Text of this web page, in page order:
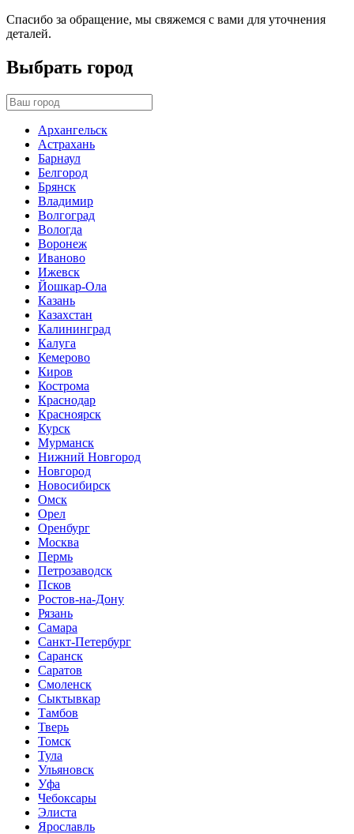
Спасибо за обращение, мы свяжемся с вами для уточнения
деталей.
Выбрать город
Архангельск
Астрахань
Барнаул
Белгород
Брянск
Владимир
Волгоград
Вологда
Воронеж
Иваново
Ижевск
Йошкар-Ола
Казань
Казахстан
Калининград
Калуга
Кемерово
Киров
Кострома
Краснодар
Красноярск
Курск
Мурманск
Нижний Новгород
Новгород
Новосибирск
Омск
Орел
Оренбург
Москва
Пермь
Петрозаводск
Псков
Ростов-на-Дону
Рязань
Самара
Санкт-Петербург
Саранск
Саратов
Смоленск
Сыктывкар
Тамбов
Тверь
Томск
Тула
Ульяновск
Уфа
Чебоксары
Элиста
Ярославль